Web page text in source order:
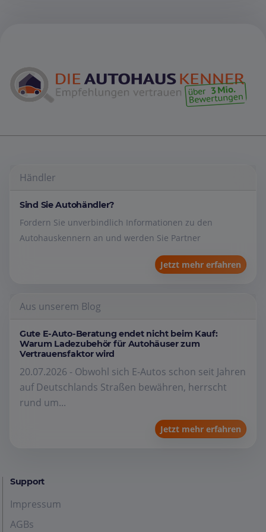
Händler
Sind Sie Autohändler?
Fordern Sie unverbindlich Informationen zu den
Autohauskennern an und werden Sie Partner
Jetzt mehr erfahren
Aus unserem Blog
Gute E-Auto-Beratung endet nicht beim Kauf:
Warum Ladezubehör für Autohäuser zum
Vertrauensfaktor wird
20.07.2026 - Obwohl sich E-Autos schon seit Jahren
auf Deutschlands Straßen bewähren, herrscht
rund um...
Jetzt mehr erfahren
Support
Impressum
AGBs